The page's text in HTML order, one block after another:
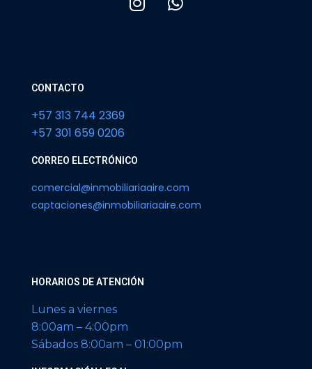
CONTACTO
+57 313 744 2369
+57 301 659 0206
CORREO ELECTRÓNICO
comercial@inmobiliariaaire.com
captaciones@inmobiliariaaire.com
HORARIOS DE ATENCIÓN
Lunes a viernes
8:00am – 4:00pm
Sábados 8:00am – 01:00pm